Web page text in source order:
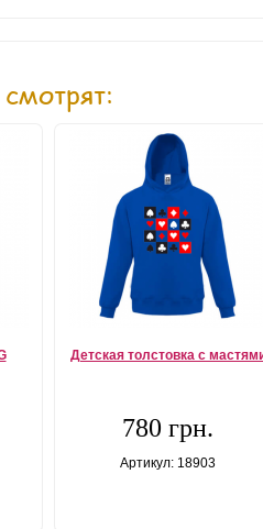
Детская толстовка с
780 грн.
Артикул: 18903